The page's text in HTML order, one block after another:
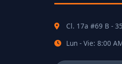
Cl. 17a #69 B -
Lun - Vie: 8:00